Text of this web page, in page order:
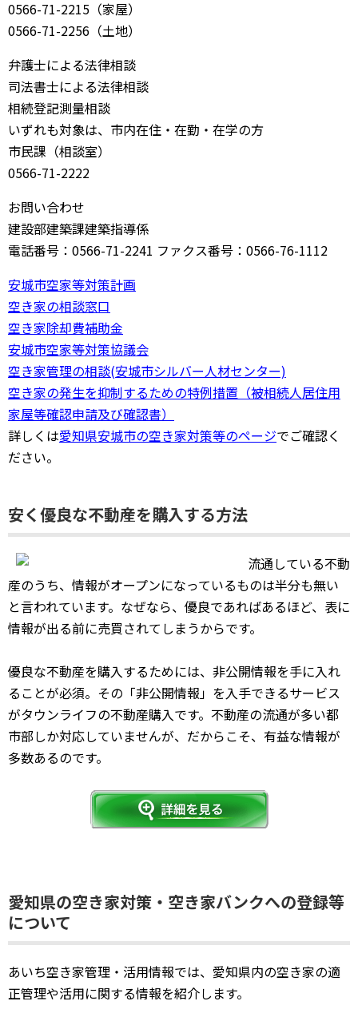
0566-71-2215（家屋）
0566-71-2256（土地）
弁護士による法律相談
司法書士による法律相談
相続登記測量相談
いずれも対象は、市内在住・在勤・在学の方
市民課（相談室）
0566-71-2222
お問い合わせ
建設部建築課建築指導係
電話番号：0566-71-2241 ファクス番号：0566-76-1112
安城市空家等対策計画
空き家の相談窓口
空き家除却費補助金
安城市空家等対策協議会
空き家管理の相談(安城市シルバー人材センター)
空き家の発生を抑制するための特例措置（被相続人居住用
家屋等確認申請及び確認書）
詳しくは愛知県安城市の空き家対策等のページでご確認く
ださい。
安く優良な不動産を購入する方法
流通している不動
産のうち、情報がオープンになっているものは半分も無い
と言われています。なぜなら、優良であればあるほど、表に
情報が出る前に売買されてしまうからです。
優良な不動産を購入するためには、非公開情報を手に入れ
ることが必須。その「非公開情報」を入手できるサービス
がタウンライフの不動産購入です。不動産の流通が多い都
市部しか対応していませんが、だからこそ、有益な情報が
多数あるのです。
愛知県の空き家対策・空き家バンクへの登録等
について
あいち空き家管理・活用情報では、愛知県内の空き家の適
正管理や活用に関する情報を紹介します。